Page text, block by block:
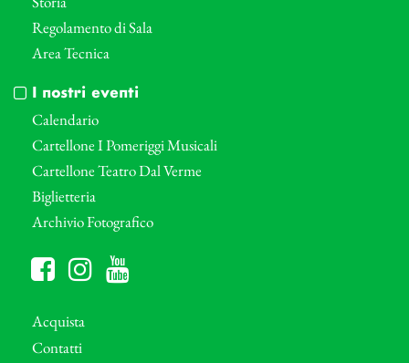
Regolamento di Sala
Area Tecnica
I nostri eventi
Calendario
Cartellone I Pomeriggi Musicali
Cartellone Teatro Dal Verme
Biglietteria
Archivio Fotografico
Acquista
Contatti